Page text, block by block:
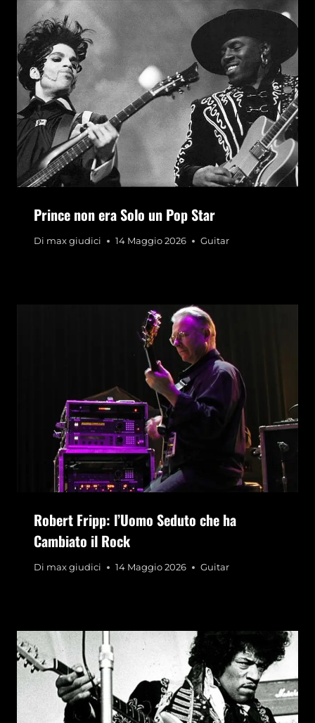
Prince non era Solo un Pop Star
Di max giudici 14 Maggio 2026 Guitar
Robert Fripp: l’Uomo Seduto che ha
Cambiato il Rock
Di max giudici 14 Maggio 2026 Guitar